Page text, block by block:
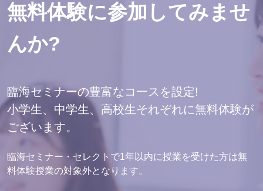
無料体験に参加してみませ
んか?
臨海セミナーの豊富なコ一スを設定!
小学生、中学生、高校生それぞれに無料体験が
ございます。
臨海セミナー・セレクトで1年以内に授業を受けた方は無
料体験授業の対象外となります。